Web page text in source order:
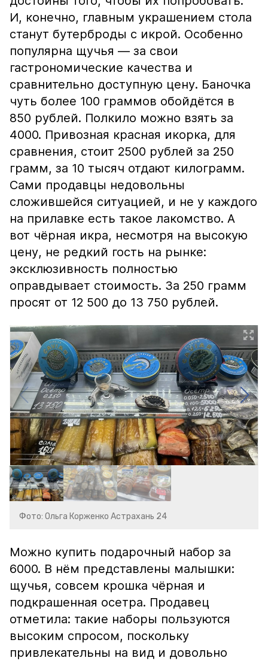
И, конечно, главным украшением стола
станут бутерброды с икрой. Особенно
популярна щучья — за свои
гастрономические качества и
сравнительно доступную цену. Баночка
чуть более 100 граммов обойдётся в
850 рублей. Полкило можно взять за
4000. Привозная красная икорка, для
сравнения, стоит 2500 рублей за 250
грамм, за 10 тысяч отдают килограмм.
Сами продавцы недовольны
сложившейся ситуацией, и не у каждого
на прилавке есть такое лакомство. А
вот чёрная икра, несмотря на высокую
цену, не редкий гость на рынке:
эксклюзивность полностью
оправдывает стоимость. За 250 грамм
просят от 12 500 до 13 750 рублей.
Фото: Ольга Корженко Астрахань 24
Можно купить подарочный набор за
6000. В нём представлены малышки:
щучья, совсем крошка чёрная и
подкрашенная осетра. Продавец
отметила: такие наборы пользуются
высоким спросом, поскольку
привлекательны на вид и довольно